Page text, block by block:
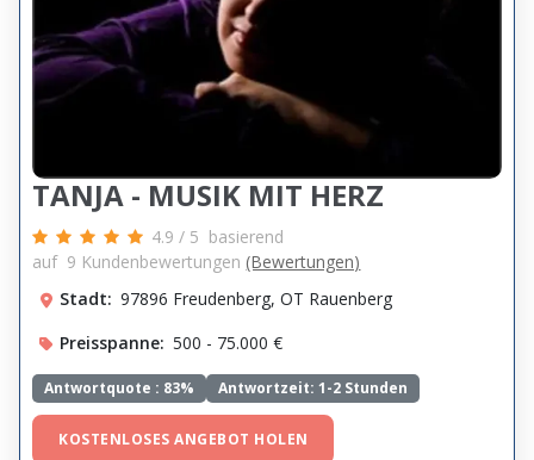
TANJA - MUSIK MIT HERZ
4.9 / 5 basierend
auf 9 Kundenbewertungen (Bewertungen)
Stadt: 97896 Freudenberg, OT Rauenberg
Preisspanne: 500 - 75.000 €
Antwortquote : 83% Antwortzeit: 1-2 Stunden
KOSTENLOSES ANGEBOT HOLEN